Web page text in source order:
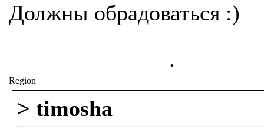
Должны обрадоваться :)
.
Region
> timosha